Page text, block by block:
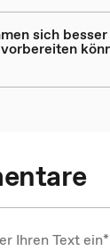
sich